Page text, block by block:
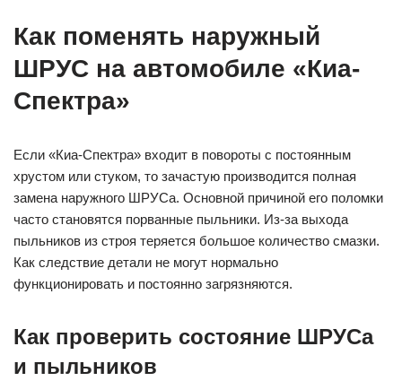
Как поменять наружный
ШРУС на автомобиле «Киа-
Спектра»
Если «Киа-Спектра» входит в повороты с постоянным
хрустом или стуком, то зачастую производится полная
замена наружного ШРУСа. Основной причиной его поломки
часто становятся порванные пыльники. Из-за выхода
пыльников из строя теряется большое количество смазки.
Как следствие детали не могут нормально
функционировать и постоянно загрязняются.
Как проверить состояние ШРУСа
и пыльников